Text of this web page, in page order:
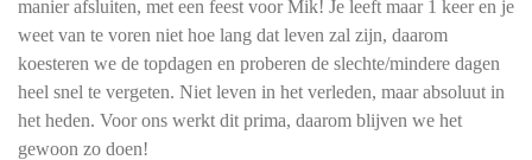
manier afsluiten, met een feest voor Mik! Je leeft maar 1 keer en je
weet van te voren niet hoe lang dat leven zal zijn, daarom
koesteren we de topdagen en proberen de slechte/mindere dagen
heel snel te vergeten. Niet leven in het verleden, maar absoluut in
het heden. Voor ons werkt dit prima, daarom blijven we het
gewoon zo doen!